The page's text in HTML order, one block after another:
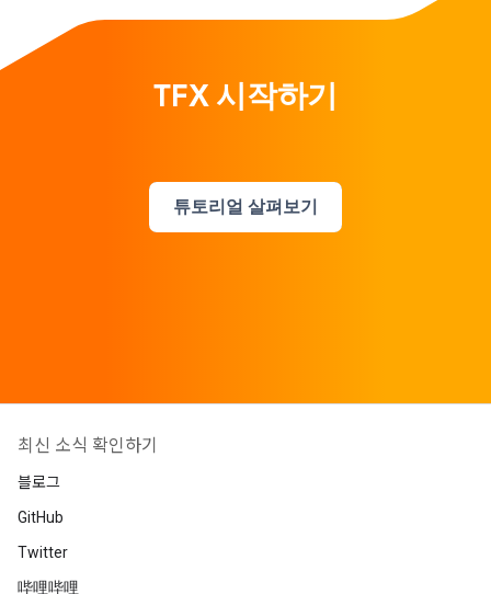
TFX 시작하기
튜토리얼 살펴보기
최신 소식 확인하기
블로그
GitHub
Twitter
哔哩哔哩